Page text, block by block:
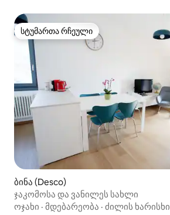
სტუმართა რჩეული
სტუმართა რჩეული
ბინა (Desco)
ჯაკომოსა და ვანილეს სახლი
ოჯახი · მდებარეობა · ძილის ხარისხი